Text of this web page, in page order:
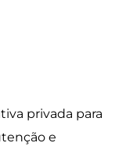
privada para
e